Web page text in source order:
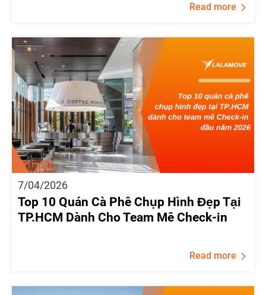
Read more
7/04/2026
Top 10 Quán Cà Phê Chụp Hình Đẹp Tại
TP.HCM Dành Cho Team Mê Check-in
Read more